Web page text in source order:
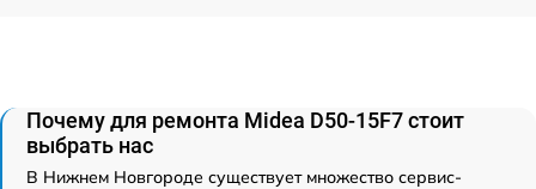
Почему для ремонта Midea D50-15F7 стоит
выбрать нас
В Нижнем Новгороде существует множество сервис-